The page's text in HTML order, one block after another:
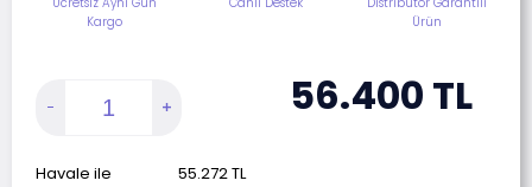
Kargo
Ürün
56.400 TL
Havale ile 55.272TL